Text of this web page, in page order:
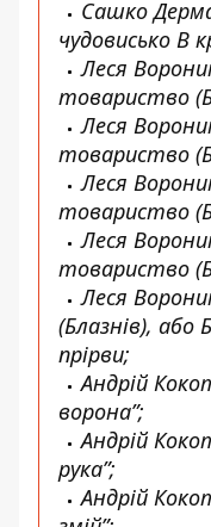
Сашко
чудовисько В
Леся
товариство
Леся
товариство
Леся
товариство
Леся
товариство
Леся
(Блазнів), або
прірви;
Андрій
ворона”;
Андрій
рука”;
Андрій